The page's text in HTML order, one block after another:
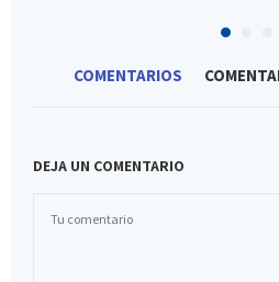
COMENTARIOS
DEJA UN COMENTARIO